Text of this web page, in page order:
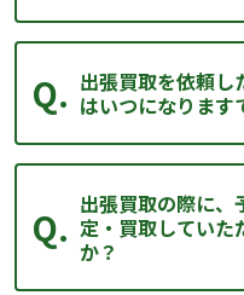
出張買取を依頼し
はいつになります
出張買取の際に、
定・買取していた
か？